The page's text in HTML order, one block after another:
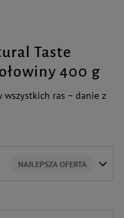
Taste
400 g
wszystkich ras – danie z
NAJLEPSZA OFERTA